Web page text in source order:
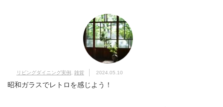
リビングダイニング実例 雑貨 2024.05.10
昭和ガラスでレトロを感じよう！